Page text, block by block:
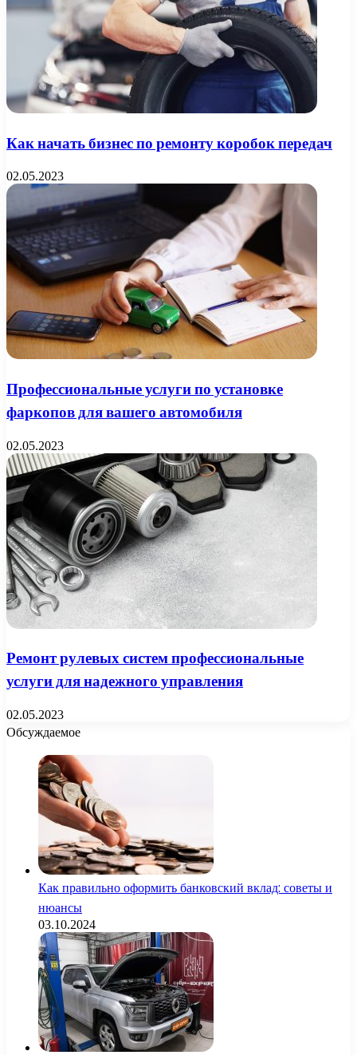
Как начать бизнес по ремонту коробок передач
02.05.2023
Профессиональные услуги по установке
фаркопов для вашего автомобиля
02.05.2023
Ремонт рулевых систем профессиональные
услуги для надежного управления
02.05.2023
Обсуждаемое
Как правильно оформить банковский вклад: советы и
нюансы
03.10.2024